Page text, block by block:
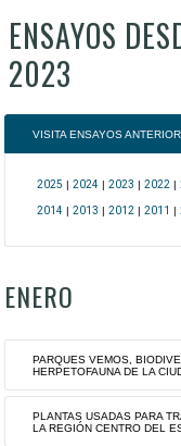
ENSAYOS
2023
VISITA ENSAYOS
2025 | 2024 | 2023 | 2022 |
2014 | 2013 | 2012 | 2011 |
ENERO
PARQUES VEMOS,
HERPETOFAUNA DE LA
Por:
PLANTAS USADAS PARA
LA REGIÓN CENTRO DEL